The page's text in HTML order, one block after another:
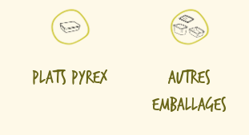
Plats Pyrex
Autres
emballages